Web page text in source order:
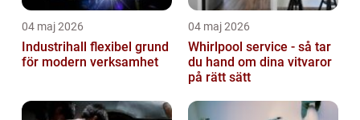
04 maj 2026
Industrihall flexibel grund
för modern verksamhet
04 maj 2026
Whirlpool service - så tar
du hand om dina vitvaror
på rätt sätt